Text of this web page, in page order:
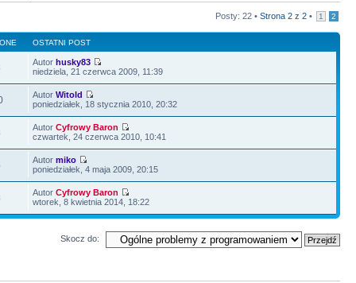
Posty: 22 • Strona 2 z 2 • 1 2
OSTATNI POST
Autorhusky83
niedziela, 21 czerwca 2009, 11:39
AutorWitold
poniedziałek, 18 stycznia 2010, 20:32
AutorCyfrowy Baron
czwartek, 24 czerwca 2010, 10:41
Autormiko
poniedziałek, 4 maja 2009, 20:15
AutorCyfrowy Baron
wtorek, 8 kwietnia 2014, 18:22
Skocz do: